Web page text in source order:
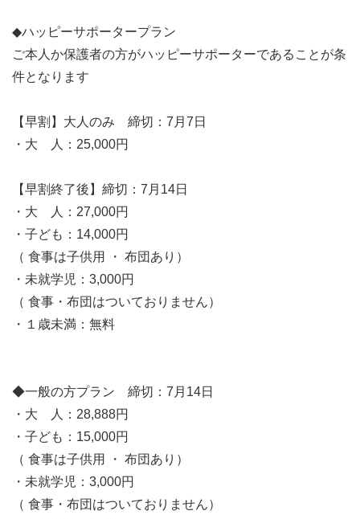
◆ハッピーサポータープラン
ご本人か保護者の方がハッピーサポーターであることが条
件となります
【早割】大人のみ 締切：7月7日
・大 人：25,000円
【早割終了後】締切：7月14日
・大 人：27,000円
・子ども：14,000円
（ 食事は子供用 ・ 布団あり）
・未就学児：3,000円
（ 食事・布団はついておりません）
・１歳未満：無料
◆一般の方プラン 締切：7月14日
・大 人：28,888円
・子ども：15,000円
（ 食事は子供用 ・ 布団あり）
・未就学児：3,000円
（ 食事・布団はついておりません）